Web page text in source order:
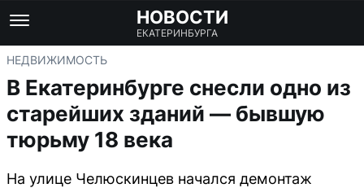
НОВОСТИ
ЕКАТЕРИНБУРГА
НЕДВИЖИМОСТЬ
В Екатеринбурге снесли одно из
старейших зданий — бывшую
тюрьму 18 века
На улице Челюскинцев начался демонтаж